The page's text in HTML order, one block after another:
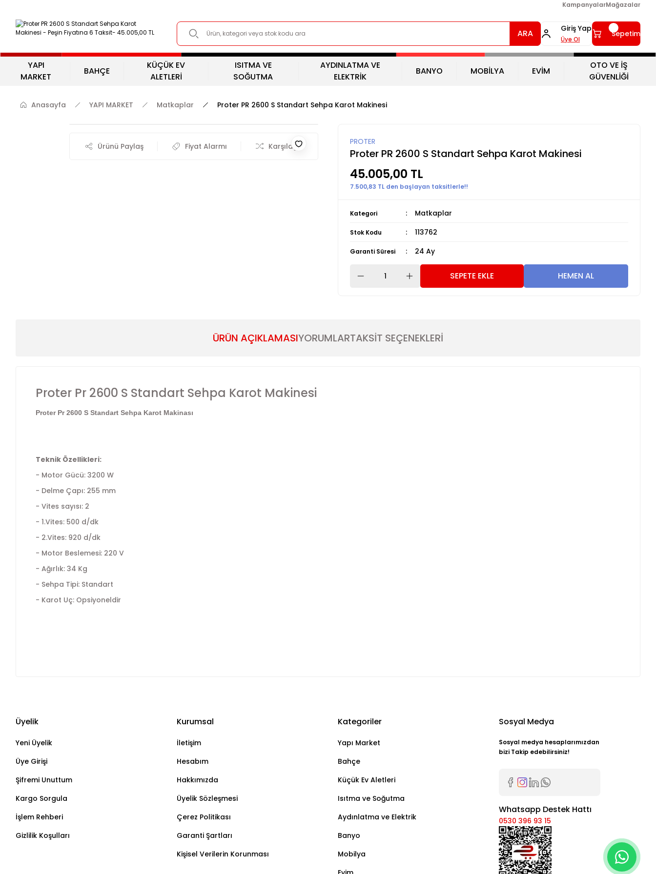
KampanyalarMağazalar
ARA Giriş Yap
Üye Ol
Sepetim
YAPI
MARKET
BAHÇE
KÜÇÜK EV
ALETLERİ
ISITMA VE
SOĞUTMA
AYDINLATMA VE
ELEKTRİK
BANYO MOBİLYA EVİM
OTO VE İŞ
GÜVENLİĞİ
Anasayfa YAPI MARKET Matkaplar Proter PR 2600 S Standart Sehpa Karot Makinesi
Ürünü Paylaş Fiyat Alarmı Karşılaştır PROTER
Proter PR 2600 S Standart Sehpa Karot Makinesi
45.005,00 TL
7.500,83 TL den başlayan taksitlerle!!
Kategori Matkaplar
Stok Kodu 113762
Garanti Süresi 24 Ay
SEPETE EKLE HEMEN AL
ÜRÜN AÇIKLAMASIYORUMLARTAKSİT SEÇENEKLERİ
Proter Pr 2600 S Standart Sehpa Karot Makinesi
Proter Pr 2600 S Standart Sehpa Karot Makinası
Teknik Özellikleri:
- Motor Gücü: 3200 W
- Delme Çapı: 255 mm
- Vites sayısı: 2
- 1.Vites: 500 d/dk
- 2.Vites: 920 d/dk
- Motor Beslemesi: 220 V
- Ağırlık: 34 Kg
- Sehpa Tipi: Standart
- Karot Uç: Opsiyoneldir
Bu ürüne ilk yorumu siz yapın!
Yorum Yaz
Üyelik
Yeni Üyelik
Üye Girişi
Şifremi Unuttum
Kargo Sorgula
İşlem Rehberi
Gizlilik Koşulları
Kurumsal
İletişim
Hesabım
Hakkımızda
Üyelik Sözleşmesi
Çerez Politikası
Garanti Şartları
Kişisel Verilerin Korunması
Kategoriler
Yapı Market
Bahçe
Küçük Ev Aletleri
Isıtma ve Soğutma
Aydınlatma ve Elektrik
Banyo
Mobilya
Sosyal Medya
Sosyal medya hesaplarımızdan
bizi Takip edebilirsiniz!
Whatsapp Destek Hattı
0530 396 93 15